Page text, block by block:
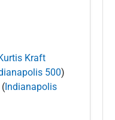
Kraft
500)
Indianapolis